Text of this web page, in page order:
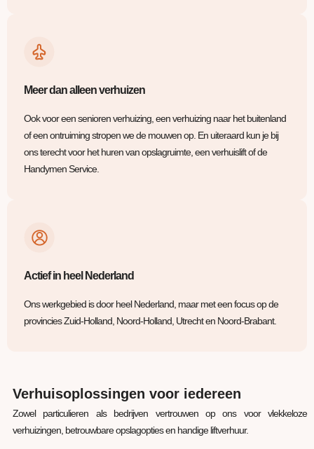
Meer dan alleen verhuizen
Ook voor een senioren verhuizing, een verhuizing naar het buitenland
of een ontruiming stropen we de mouwen op. En uiteraard kun je bij
ons terecht voor het huren van opslagruimte, een verhuislift of de
Handymen Service.
Actief in heel Nederland
Ons werkgebied is door heel Nederland, maar met een focus op de
provincies Zuid-Holland, Noord-Holland, Utrecht en Noord-Brabant.
Verhuisoplossingen voor iedereen
Zowel particulieren als bedrijven vertrouwen op ons voor vlekkeloze
verhuizingen, betrouwbare opslagopties en handige liftverhuur.